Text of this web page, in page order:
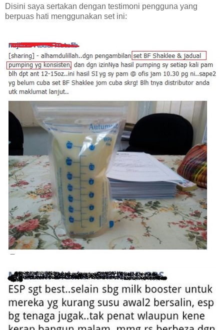
Disini saya sertakan dengan testimoni pengguna yang
berpuas hati menggunakan set ini: